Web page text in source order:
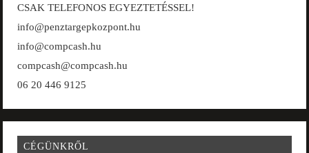
CSAK TELEFONOS EGYEZTETÉSSEL!
info@penztargepkozpont.hu
info@compcash.hu
compcash@compcash.hu
06 20 446 9125
CÉGÜNKRŐL